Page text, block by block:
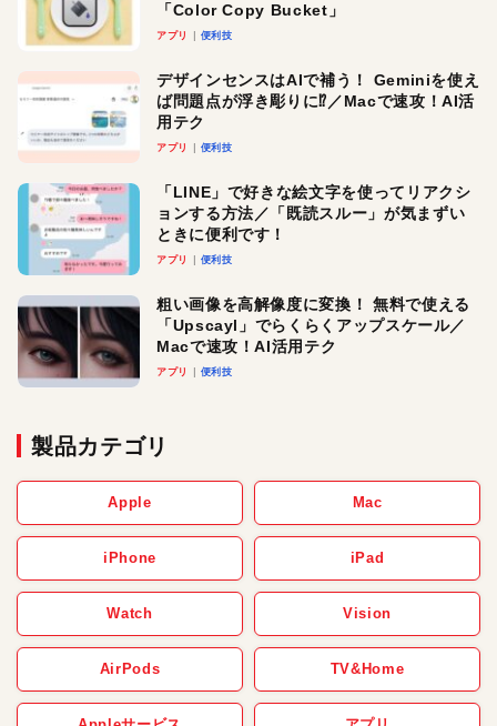
「Color Copy Bucket」
アプリ 便利技
デザインセンスはAIで補う！ Geminiを使え
ば問題点が浮き彫りに⁉︎／Macで速攻！AI活
用テク
アプリ 便利技
「LINE」で好きな絵文字を使ってリアクシ
ョンする方法／「既読スルー」が気まずい
ときに便利です！
アプリ 便利技
粗い画像を高解像度に変換！ 無料で使える
「Upscayl」でらくらくアップスケール／
Macで速攻！AI活用テク
アプリ 便利技
製品カテゴリ
Apple Mac
iPhone iPad
Watch Vision
AirPods TV&Home